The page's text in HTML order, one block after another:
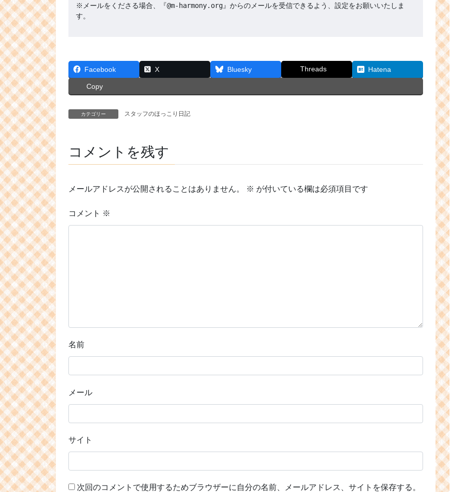
※メールをくださる場合、『@m-harmony.org』からのメールを受信できるよう、設定をお願いいたしま
Facebook X Bluesky Threads Hatena
Copy
カテゴリー スタッフのほっこり日記
コメントを残す
メールアドレスが公開されることはありません。 ※ が付いている欄は必須項目です
コメント ※
名前
メール
サイト
次回のコメントで使用するためブラウザーに自分の名前、メールアドレス、サイトを保存する。